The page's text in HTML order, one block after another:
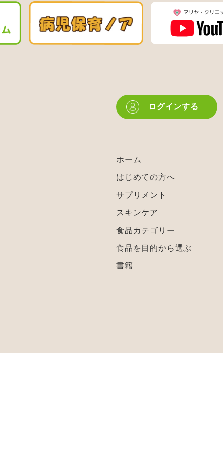
ログインする
ホーム
はじめての方へ
サプリメント
スキンケア
食品カテゴリー
食品を目的から選ぶ
書籍